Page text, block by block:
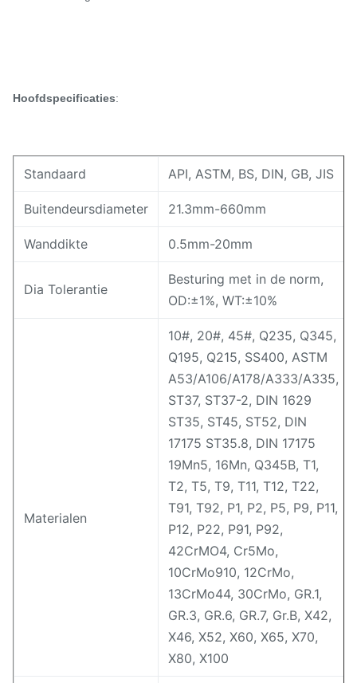
Hoofdspecificaties:
Standaard API, ASTM, BS, DIN, GB, JIS
Buitendeursdiameter 21.3mm-660mm
Wanddikte 0.5mm-20mm
Dia Tolerantie
Besturing met in de norm,
OD:±1%, WT:±10%
Materialen
10#, 20#, 45#, Q235, Q345,
Q195, Q215, SS400, ASTM
A53/A106/A178/A333/A335,
ST37, ST37-2, DIN 1629
ST35, ST45, ST52, DIN
17175 ST35.8, DIN 17175
19Mn5, 16Mn, Q345B, T1,
T2, T5, T9, T11, T12, T22,
T91, T92, P1, P2, P5, P9, P11,
P12, P22, P91, P92,
42CrMO4, Cr5Mo,
10CrMo910, 12CrMo,
13CrMo44, 30CrMo, GR.1,
GR.3, GR.6, GR.7, Gr.B, X42,
X46, X52, X60, X65, X70,
X80, X100